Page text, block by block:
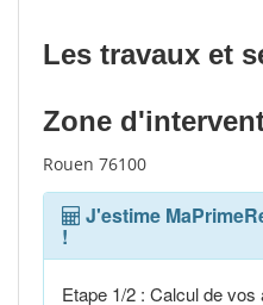
Les travaux et
Zone
Rouen 76100